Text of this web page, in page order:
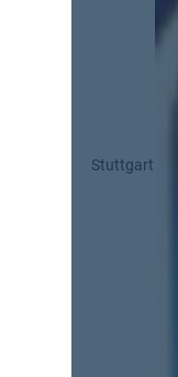
Stuttgart